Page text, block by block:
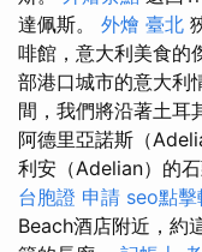
達佩斯。 外燴 臺北
啡館，意大利美食的
部港口城市的意大利
間，我們將沿著土耳
阿德里亞諾斯（
利安（Adelian）的
台胞證 申請 seo點擊
Beach酒店附近，約